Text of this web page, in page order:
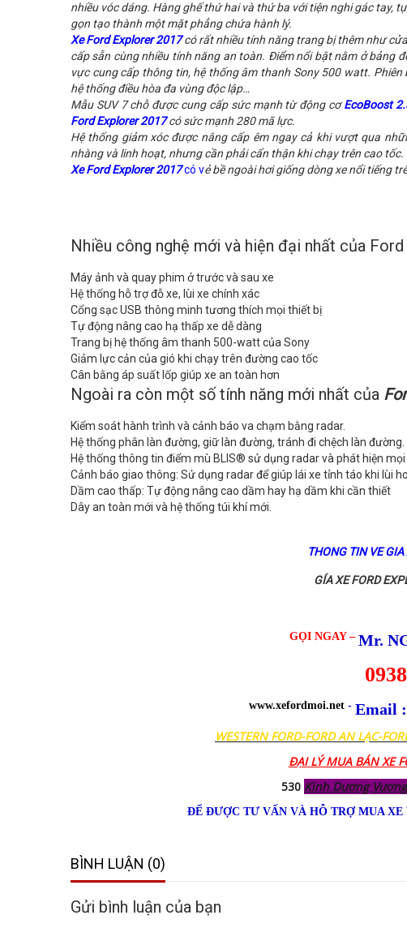
nhiều vóc dáng. Hàng ghế thứ hai và thứ ba với tiện nghi gác tay,
gọn tạo thành một mặt phẳng chứa hành lý.
Xe Ford Explorer 2017có rất nhiều tính năng trang bị thêm như
cấp sẵn cùng nhiều tính năng an toàn. Điểm nổi bật nằm ở bảng
vực cung cấp thông tin, hệ thống âm thanh Sony 500 watt.
hệ thống điều hòa đa vùng độc lập…
Mẫu SUV 7 chỗ được cung cấp sức mạnh từ động cơEcoBoost
Ford Explorer 2017có sức mạnh 280 mã lực.
Hệ thống giảm xóc được nâng cấp êm ngay cả khi vượt qua
nhàng và linh hoạt, nhưng cần phải cẩn thận khi chạy trên cao tốc.
Xe Ford Explorer 2017có vẻ bề ngoài hơi giống dòng xe nổi tiếng
Nhiều công nghệ mới và hiện đại nhất của
Máy ảnh và quay phim ở trước và sau xe
Hệ thống hỗ trợ đỗ xe, lùi xe chính xác
Cổng sạc USB thông minh tương thích mọi thiết bị
Tự động nâng cao hạ thấp xe dễ dàng
Trang bị hệ thống âm thanh 500-watt của Sony
Giảm lực cản của gió khi chạy trên đường cao tốc
Cân bằng áp suất lốp giúp xe an toàn hơn
Ngoài ra còn một số tính năng mới nhất của
Kiểm soát hành trình và cảnh báo va chạm bằng radar.
Hệ thống phân làn đường, giữ làn đường, tránh đi chệch làn đường.
Hệ thống thông tin điểm mù BLIS® sử dụng radar và phát hiện mọi
Cảnh báo giao thông: Sử dụng radar để giúp lái xe tỉnh táo khi lùi
Dầm cao thấp: Tự động nâng cao dầm hay hạ dầm khi cần thiết
Dây an toàn mới và hệ thống túi khí mới.
THONG TIN VE
GÍA XE FORD
GỌI NGAY – Mr.
www.xefordmoi.net - Email
WESTERN FORD-FORD AN LẠC-
ĐẠI LÝ MUA BÁN XE
530 Kinh Dương
ĐỂ ĐƯỢC TƯ VẤN VÀ HỖ TRỢ MUA
BÌNH LUẬN (0)
Gửi bình luận của bạn